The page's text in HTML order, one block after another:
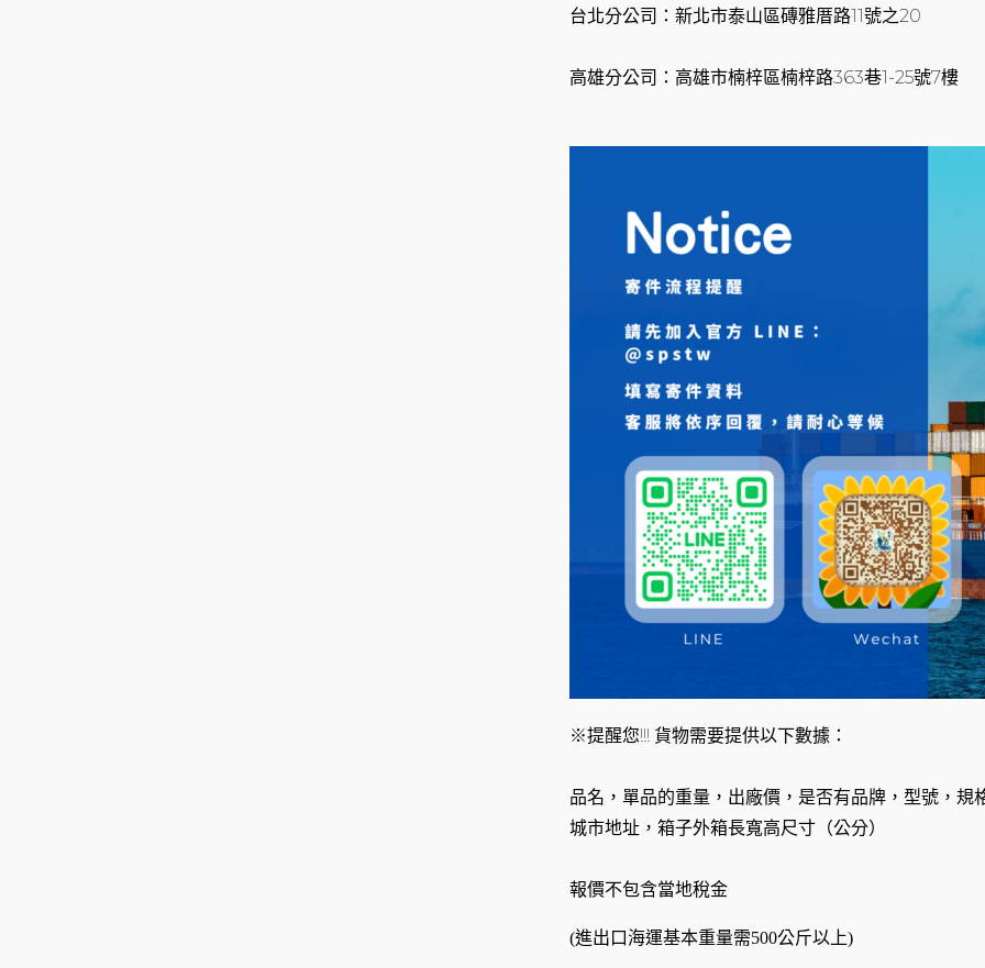
台北分公司：新北市泰山區磚雅厝路11號之20
高雄分公司：高雄市楠梓區楠梓路363巷1-25號7樓
※提醒您!!! 貨物需要提供以下數據：
品名，單品的重量，出廠價，是否有品牌，型號，規
城市地址，箱子外箱長寬高尺寸（公分）
報價不包含當地稅金
(進出口海運基本重量需500公斤以上)